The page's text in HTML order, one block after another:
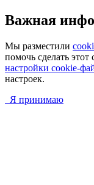
Важная
Мы разместили
помочь сделать
настройки cookie-
настроек.
Я принимаю